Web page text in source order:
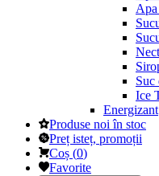
Apa
Suc
Ice
Energizant
Produse noi în stoc
Preț isteț, promoții
Coș (0)
Favorite